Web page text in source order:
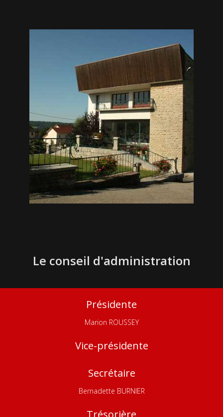
Le conseil d'administration
Présidente
Marion ROUSSEY
Vice-présidente
Secrétaire
Bernadette BURNIER
Trésorière